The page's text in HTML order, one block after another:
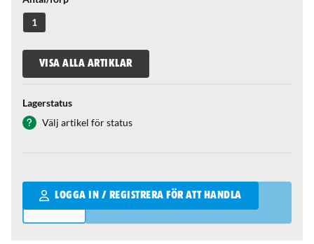
1
VISA ALLA ARTIKLAR
Lagerstatus
Välj artikel för status
LOGGA IN / REGISTRERA FÖR ATT HANDLA
Qantity